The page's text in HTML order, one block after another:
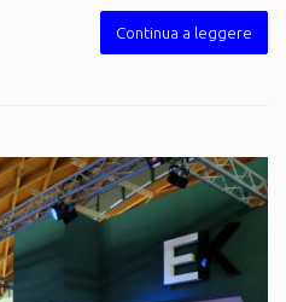
Continua a leggere